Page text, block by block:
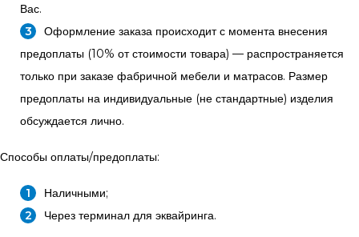
Вас.
Оформление заказа происходит с момента внесения
предоплаты (10% от стоимости товара) — распространяется
только при заказе фабричной мебели и матрасов. Размер
предоплаты на индивидуальные (не стандартные) изделия
обсуждается лично.
Способы оплаты/предоплаты:
Наличными;
Через терминал для эквайринга.